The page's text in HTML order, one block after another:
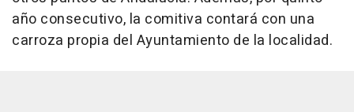
año consecutivo, la comitiva contará con una
carroza propia del Ayuntamiento de la localidad.